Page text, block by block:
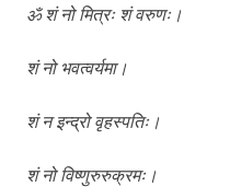
ॐ शं नो मित्रः शं वरुणः।
शं नो भवत्वर्यमा।
शं न इन्द्रो वृहस्पतिः।
शं नो विष्णुरुरुक्रमः।